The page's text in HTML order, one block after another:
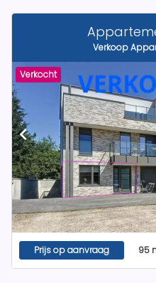
Verkoop
Prijs op aanvraag 95
Verkocht